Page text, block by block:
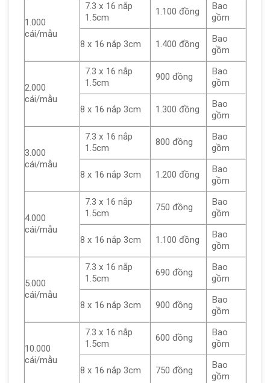
1.000
cái/mẫu
7.3 x 16 nắp
1.5cm
1.100 đồng
Bao
gồm
8 x 16 nắp 3cm 1.400 đồng
Bao
gồm
2.000
cái/mẫu
7.3 x 16 nắp
1.5cm
900 đồng
Bao
gồm
8 x 16 nắp 3cm 1.300 đồng
Bao
gồm
3.000
cái/mẫu
7.3 x 16 nắp
1.5cm
800 đồng
Bao
gồm
8 x 16 nắp 3cm 1.200 đồng
Bao
gồm
4.000
cái/mẫu
7.3 x 16 nắp
1.5cm
750 đồng
Bao
gồm
8 x 16 nắp 3cm 1.100 đồng
Bao
gồm
5.000
cái/mẫu
7.3 x 16 nắp
1.5cm
690 đồng
Bao
gồm
8 x 16 nắp 3cm 900 đồng
Bao
gồm
10.000
cái/mẫu
7.3 x 16 nắp
1.5cm
600 đồng
Bao
gồm
8 x 16 nắp 3cm 750 đồng
Bao
gồm